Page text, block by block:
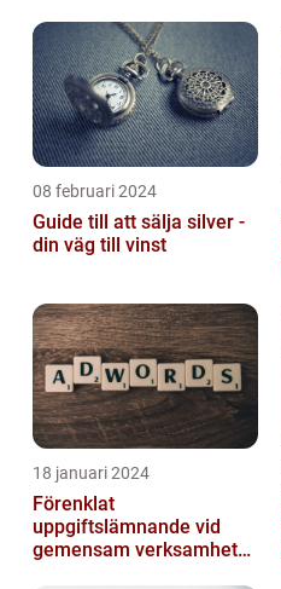
08 februari 2024
Guide till att sälja silver -
din väg till vinst
18 januari 2024
Förenklat
uppgiftslämnande vid
gemensam verksamhet